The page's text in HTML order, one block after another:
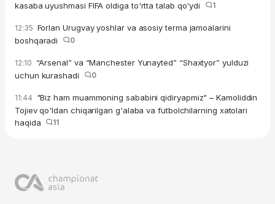
kasaba uyushmasi FIFA oldiga to'rtta talab qo'ydi
1
12:35 Forlan Urugvay yoshlar va asosiy terma jamoalarini
boshqaradi
0
12:10 “Arsenal” va “Manchester Yunayted” “Shaxtyor” yulduzi
uchun kurashadi
0
11:44 "Biz ham muammoning sababini qidiryapmiz" – Kamoliddin
Tojiev qo'ldan chiqarilgan g'alaba va futbolchilarning xatolari
haqida
11